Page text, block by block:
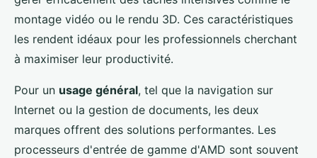
montage vidéo ou le rendu 3D. Ces caractéristiques
les rendent idéaux pour les professionnels cherchant
à maximiser leur productivité.
Pour un usage général, tel que la navigation sur
Internet ou la gestion de documents, les deux
marques offrent des solutions performantes. Les
processeurs d'entrée de gamme d'AMD sont souvent